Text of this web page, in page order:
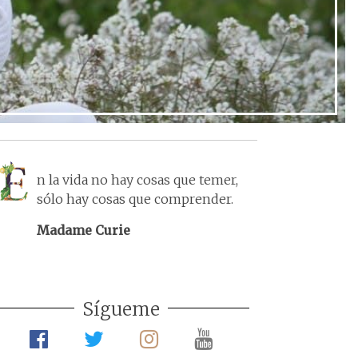
n la vida no hay cosas que temer,
sólo hay cosas que comprender.
Madame Curie
Sígueme